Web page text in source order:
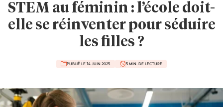
STEM au féminin : l’école doit-
elle se réinventer pour séduire
les filles ?
PUBLIÉ LE 14 JUIN 2025 5 MIN. DE LECTURE